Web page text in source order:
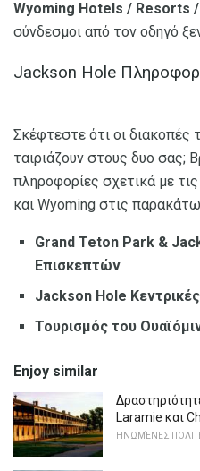
Wyoming Hotels / Resorts /
σύνδεσμοι από τον οδηγό
Jackson Hole
Σκέφτεστε ότι οι
ταιριάζουν στους δυο σας;
πληροφορίες σχετικά με
και Wyoming στις
Grand Teton Park &
Επισκεπτών
Jackson Hole
Τουρισμός του
Enjoy similar
Laramie και
ΗΝΩΜΈΝΕΣ